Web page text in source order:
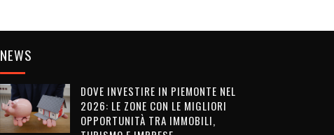
NEWS
DOVE INVESTIRE IN PIEMONTE NEL
2026: LE ZONE CON LE MIGLIORI
OPPORTUNITÀ TRA IMMOBILI,